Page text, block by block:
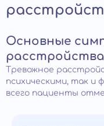
Основные
расстройства
Тревожное
психическими, так и
всего пациенты